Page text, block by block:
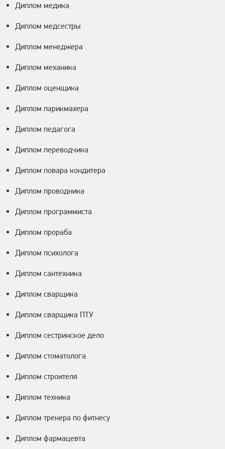
Диплом медика
Диплом медсестры
Диплом менеджера
Диплом механика
Диплом оценщика
Диплом парикмахера
Диплом педагога
Диплом переводчика
Диплом повара кондитера
Диплом проводника
Диплом программиста
Диплом прораба
Диплом психолога
Диплом сантехника
Диплом сварщика
Диплом сварщика ПТУ
Диплом сестринское дело
Диплом стоматолога
Диплом строителя
Диплом техника
Диплом тренера по фитнесу
Диплом фармацевта